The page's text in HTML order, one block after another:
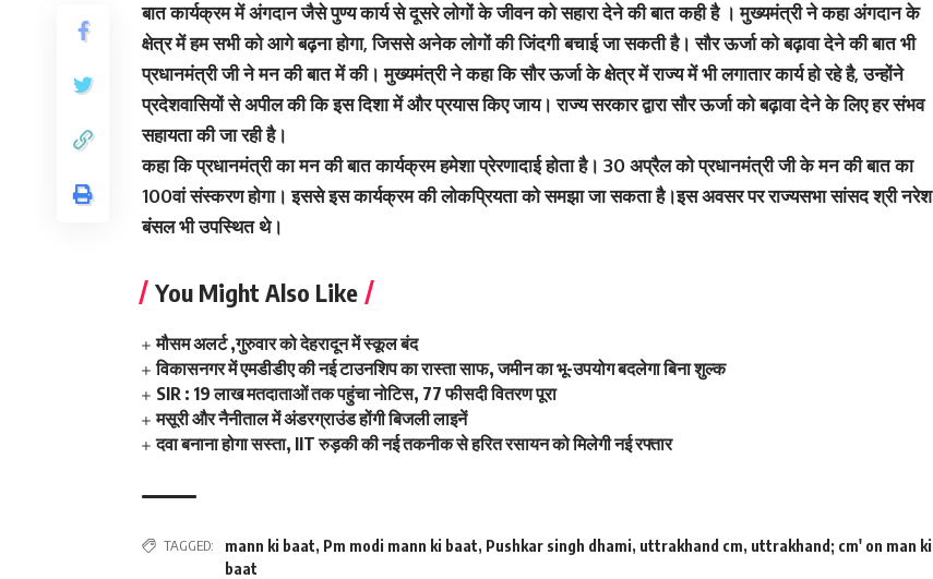
बात कार्यक्रम में अंगदान जैसे पुण्य कार्य से दूसरे लोगों के जीवन को सहारा देने की बात कही है । मुख्यमंत्री ने कहा अंगदान के
क्षेत्र में हम सभी को आगे बढ़ना होगा, जिससे अनेक लोगों की जिंदगी बचाई जा सकती है। सौर ऊर्जा को बढ़ावा देने की बात भी
प्रधानमंत्री जी ने मन की बात में की। मुख्यमंत्री ने कहा कि सौर ऊर्जा के क्षेत्र में राज्य में भी लगातार कार्य हो रहे है, उन्होंने
प्रदेशवासियों से अपील की कि इस दिशा में और प्रयास किए जाय। राज्य सरकार द्वारा सौर ऊर्जा को बढ़ावा देने के लिए हर संभव
सहायता की जा रही है।
कहा कि प्रधानमंत्री का मन की बात कार्यक्रम हमेशा प्रेरणादाई होता है। 30 अप्रैल को प्रधानमंत्री जी के मन की बात का
100वां संस्करण होगा। इससे इस कार्यक्रम की लोकप्रियता को समझा जा सकता है।इस अवसर पर राज्यसभा सांसद श्री नरेश
बंसल भी उपस्थित थे।
You Might Also Like
मौसम अलर्ट ,गुरुवार को देहरादून में स्कूल बंद
विकासनगर में एमडीडीए की नई टाउनशिप का रास्ता साफ, जमीन का भू-उपयोग बदलेगा बिना शुल्क
SIR : 19 लाख मतदाताओं तक पहुंचा नोटिस, 77 फीसदी वितरण पूरा
मसूरी और नैनीताल में अंडरग्राउंड होंगी बिजली लाइनें
दवा बनाना होगा सस्ता, IIT रुड़की की नई तकनीक से हरित रसायन को मिलेगी नई रफ्तार
TAGGED: mann ki baat, Pm modi mann ki baat, Pushkar singh dhami, uttrakhand cm, uttrakhand; cm' on man ki
baat